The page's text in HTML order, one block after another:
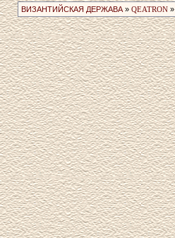
ВИЗАНТИЙСКАЯ ДЕРЖАВА» QEATRON»